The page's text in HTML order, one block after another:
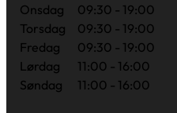
Onsdag
09:30 - 19:00
Torsdag
09:30 - 19:00
Fredag
09:30 - 19:00
Lørdag
11:00 - 16:00
Søndag
11:00 - 16:00